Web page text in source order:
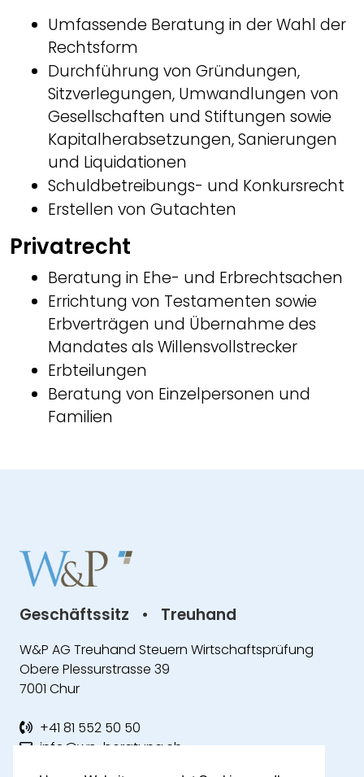
Umfassende Beratung in der Wahl der
Rechtsform
Durchführung von Gründungen,
Sitzverlegungen, Umwandlungen von
Gesellschaften und Stiftungen sowie
Kapitalherabsetzungen, Sanierungen
und Liquidationen
Schuldbetreibungs- und Konkursrecht
Erstellen von Gutachten
Privatrecht
Beratung in Ehe- und Erbrechtsachen
Errichtung von Testamenten sowie
Erbverträgen und Übernahme des
Mandates als Willensvollstrecker
Erbteilungen
Beratung von Einzelpersonen und
Familien
Geschäftssitz • Treuhand
W&P AG Treuhand Steuern Wirtschaftsprüfung
Obere Plessurstrasse 39
7001 Chur
+41 81 552 50 50
info@wp-beratung.ch